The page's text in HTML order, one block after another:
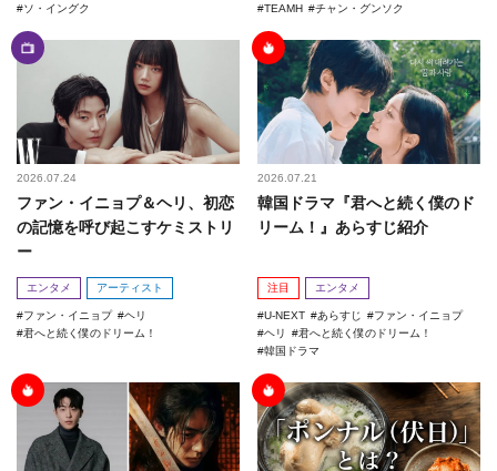
ソ・イングク TEAMH チャン・グンソク
2026.07.24
ファン・イニョプ＆ヘリ、初恋
の記憶を呼び起こすケミストリ
ー
エンタメ アーティスト
ファン・イニョプ
ヘリ
君へと続く僕のドリーム！
2026.07.21
韓国ドラマ『君へと続く僕のド
リーム！』あらすじ紹介
注目 エンタメ
U-NEXT あらすじ
ファン・イニョプ
ヘリ
君へと続く僕のドリーム！
韓国ドラマ